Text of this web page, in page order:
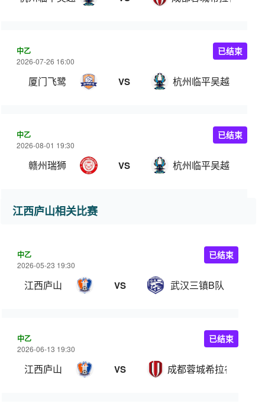
中乙
2026-07-26 16:00
厦门飞鹭 VS 杭州临平吴越
已结束
中乙
2026-08-01 19:30
赣州瑞狮 VS 杭州临平吴越
已结束
江西庐山相关比赛
中乙
2026-05-23 19:30
江西庐山 VS 武汉三镇B队
已结束
中乙
2026-06-13 19:30
江西庐山 VS 成都蓉城希拉谷
已结束